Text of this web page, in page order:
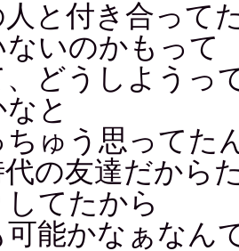
と付き合って
ないのかもって
、どうしようっ
と
ちゅう思ってた
の友達だから
してたから
可能かなぁなん